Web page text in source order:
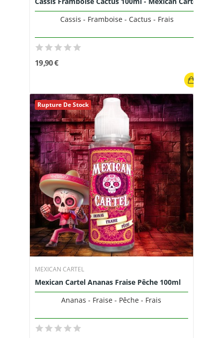
Cassis - Framboise - Cactus - Frais
19,90 €
Rupture De Stock
MEXICAN CARTEL
Mexican Cartel Ananas Fraise Pêche 100ml
Ananas - Fraise - Pêche - Frais